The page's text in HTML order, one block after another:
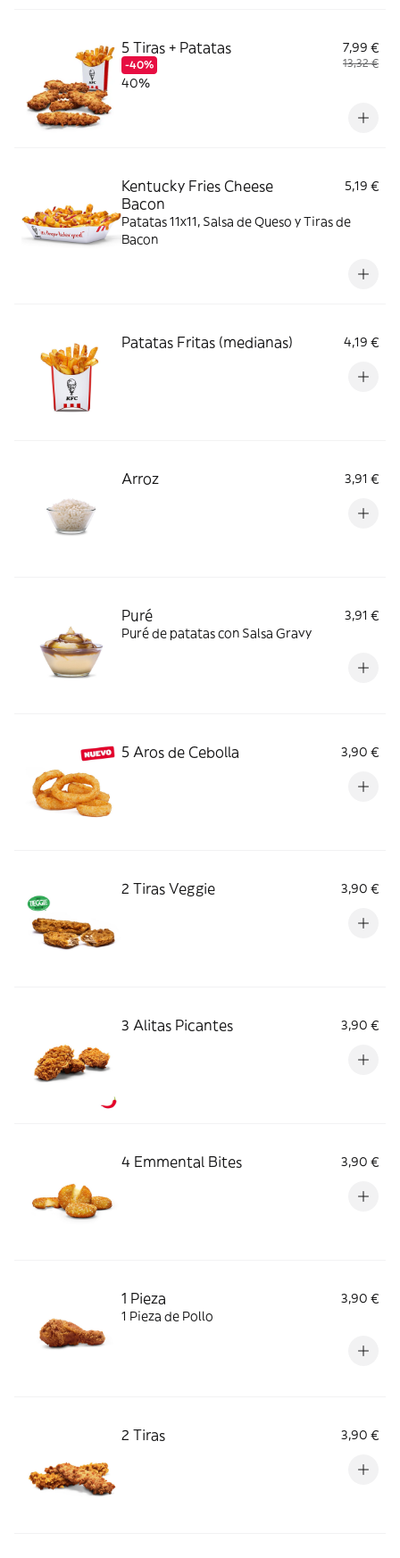
5 Tiras + Patatas
-40%
7,99 €
13,32 €
40%
Kentucky Fries Cheese
Bacon
5,19 €
Patatas 11x11, Salsa de Queso y Tiras de
Bacon
Patatas Fritas (medianas) 4,19 €
Arroz 3,91 €
Puré
3,91 €
Puré de patatas con Salsa Gravy
5 Aros de Cebolla 3,90 €
2 Tiras Veggie 3,90 €
3 Alitas Picantes 3,90 €
4 Emmental Bites 3,90 €
1 Pieza
3,90 €
1 Pieza de Pollo
2 Tiras 3,90 €